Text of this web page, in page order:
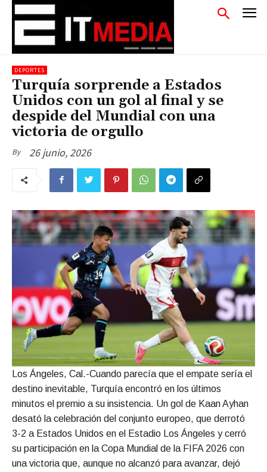
DEPORTES
Turquía sorprende a Estados
Unidos con un gol al final y se
despide del Mundial con una
victoria de orgullo
By 26 junio, 2026
Los Ángeles, Cal.-Cuando parecía que el empate sería el
destino inevitable, Turquía encontró en los últimos
minutos el premio a su insistencia. Un gol de Kaan Ayhan
desató la celebración del conjunto europeo, que derrotó
3-2 a Estados Unidos en el Estadio Los Ángeles y cerró
su participación en la Copa Mundial de la FIFA 2026 con
una victoria que, aunque no alcanzó para avanzar, dejó